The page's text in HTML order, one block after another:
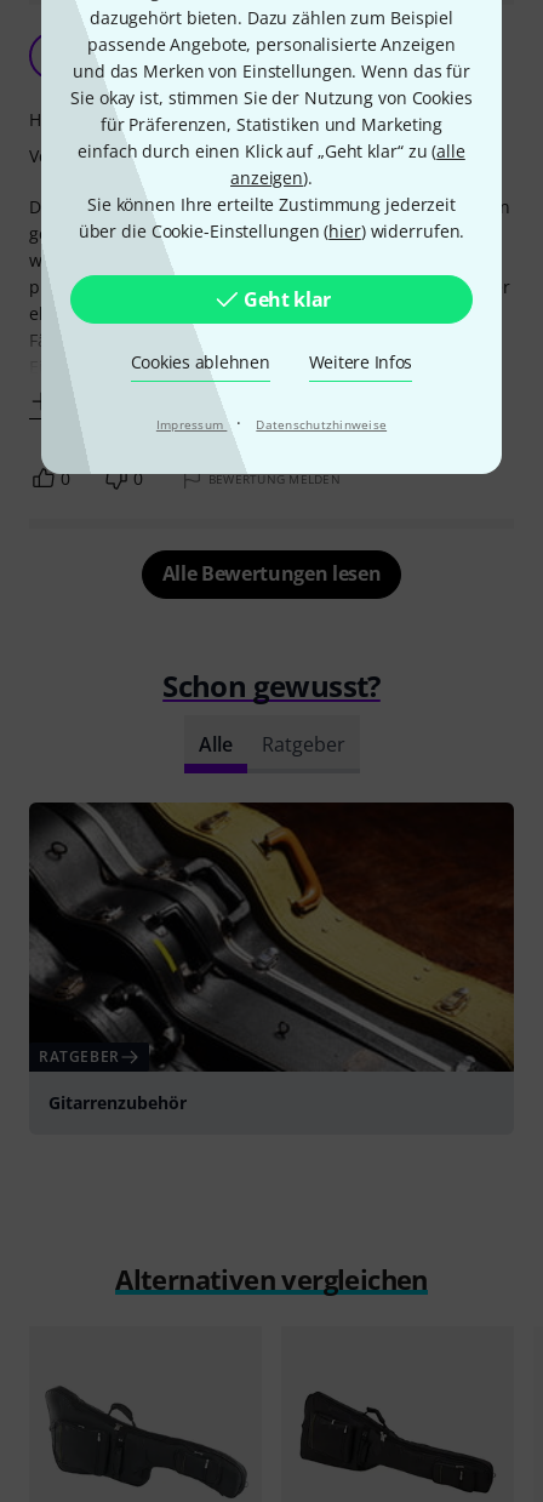
dazugehört bieten. Dazu zählen zum Beispiel
passende Angebote, personalisierte Anzeigen
und das Merken von Einstellungen. Wenn das für
Sie okay ist, stimmen Sie der Nutzung von Cookies
für Präferenzen, Statistiken und Marketing
einfach durch einen Klick auf „Geht klar“ zu (alle
anzeigen).
Sie können Ihre erteilte Zustimmung jederzeit
über die Cookie-Einstellungen (hier) widerrufen.
Geht klar
Cookies ablehnen Weitere Infos
Impressum · Datenschutzhinweise
Gutes Gigbag
MetalPat79 28.09.2016
Das Gigbag ist wirklich gut! Sauber verarbeitet, stabil, innen
geplostert, der Hals kann mit einem Klettband fixiert
werden. Die Gurte und Trageschlaufen sind auch gut
platziert, so das man das Gigbag immer sicher im Griff oder
eben auf der Schulter hat.
Fächer für Saiten, Pleks, etc. sind ausreichend vorhanden.
Ein kleiner "Minuspunkt", aber das ist
Handling
Verarbeitung
0 0 BEWERTUNG MELDEN
Alle Bewertungen lesen
Schon gewusst?
Alle Ratgeber
RATGEBER
Gitarrenzubehör
Alternativen vergleichen